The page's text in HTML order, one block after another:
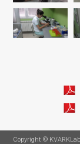
Copyright ©